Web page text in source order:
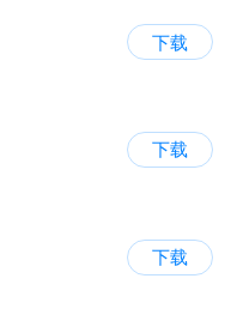
下载
下载
下载